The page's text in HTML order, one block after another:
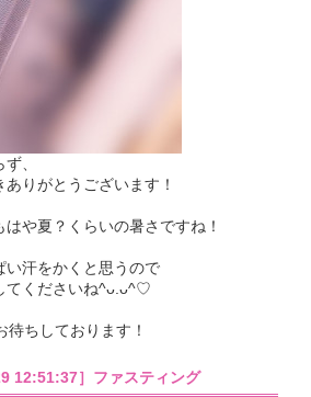
、
りがとうございます！
や夏？くらいの暑さですね！
い汗をかくと思うので
てくださいね^ᴗ.ᴗ^♡
ちしております！
12:51:37］ファスティング